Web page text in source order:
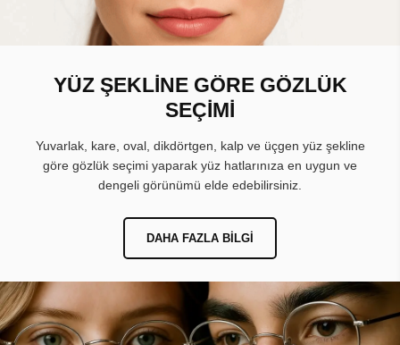
YÜZ ŞEKLİNE GÖRE GÖZLÜK
SEÇİMİ
Yuvarlak, kare, oval, dikdörtgen, kalp ve üçgen yüz şekline
göre gözlük seçimi yaparak yüz hatlarınıza en uygun ve
dengeli görünümü elde edebilirsiniz.
DAHA FAZLA BILGI